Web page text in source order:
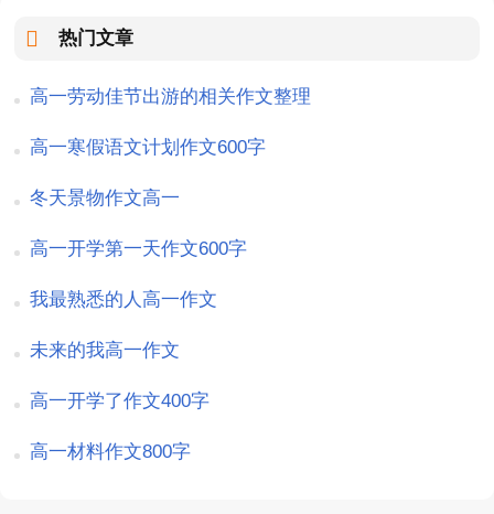
热门文章
高一劳动佳节出游的相关作文整理
高一寒假语文计划作文600字
冬天景物作文高一
高一开学第一天作文600字
我最熟悉的人高一作文
未来的我高一作文
高一开学了作文400字
高一材料作文800字